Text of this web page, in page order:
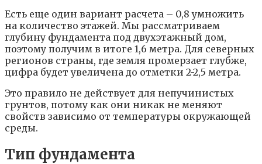
Есть еще один вариант расчета – 0,8 умножить
на количество этажей. Мы рассматриваем
глубину фундамента под двухэтажный дом,
поэтому получим в итоге 1,6 метра. Для северных
регионов страны, где земля промерзает глубже,
цифра будет увеличена до отметки 2-2,5 метра.
Это правило не действует для непучинистых
грунтов, потому как они никак не меняют
свойств зависимо от температуры окружающей
среды.
Тип фундамента